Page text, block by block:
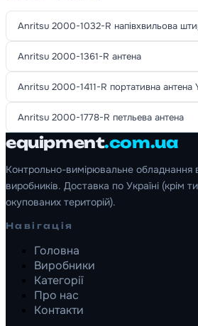
Anritsu 2000-1032-R напівхвильова
Anritsu 2000-1361-R антена
Anritsu 2000-1411-R портативна антена
Anritsu 2000-1778-R петльева антена
equipment.com.ua
Контрольно-вимірювальне обладнання
виробників. Доставка по Україні (крім
окупованих територій).
Навігація
Головна
Виробники
Категорії
Про нас
Контакти